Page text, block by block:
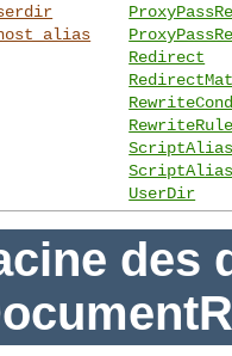
Redirect
RewriteCond
RewriteRule
ScriptAlias
UserDir
des